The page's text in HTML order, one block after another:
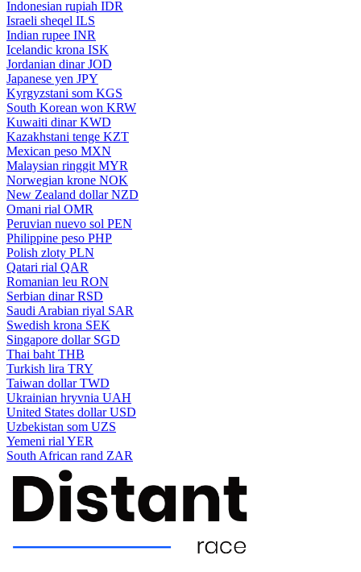
Indonesian rupiah IDR
Israeli sheqel ILS
Indian rupee INR
Icelandic krona ISK
Jordanian dinar JOD
Japanese yen JPY
Kyrgyzstani som KGS
South Korean won KRW
Kuwaiti dinar KWD
Kazakhstani tenge KZT
Mexican peso MXN
Malaysian ringgit MYR
Norwegian krone NOK
New Zealand dollar NZD
Omani rial OMR
Peruvian nuevo sol PEN
Philippine peso PHP
Polish zloty PLN
Qatari rial QAR
Romanian leu RON
Serbian dinar RSD
Saudi Arabian riyal SAR
Swedish krona SEK
Singapore dollar SGD
Thai baht THB
Turkish lira TRY
Taiwan dollar TWD
Ukrainian hryvnia UAH
United States dollar USD
Uzbekistan som UZS
Yemeni rial YER
South African rand ZAR